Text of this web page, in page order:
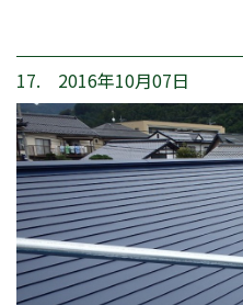
17. 2016年10月07日